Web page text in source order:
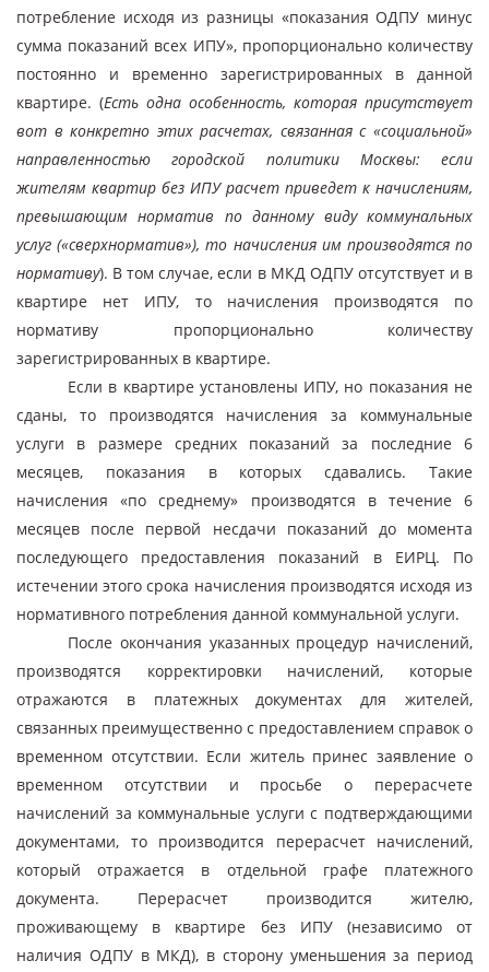
потребление исходя из разницы «показания ОДПУ минус
сумма показаний всех ИПУ», пропорционально количеству
постоянно и временно зарегистрированных в данной
квартире. (Есть одна особенность, которая присутствует
вот в конкретно этих расчетах, связанная с «социальной»
направленностью городской политики Москвы: если
жителям квартир без ИПУ расчет приведет к начислениям,
превышающим норматив по данному виду коммунальных
услуг («сверхнорматив»), то начисления им производятся по
нормативу). В том случае, если в МКД ОДПУ отсутствует и в
квартире нет ИПУ, то начисления производятся по
нормативу пропорционально количеству
зарегистрированных в квартире.
Если в квартире установлены ИПУ, но показания не
сданы, то производятся начисления за коммунальные
услуги в размере средних показаний за последние 6
месяцев, показания в которых сдавались. Такие
начисления «по среднему» производятся в течение 6
месяцев после первой несдачи показаний до момента
последующего предоставления показаний в ЕИРЦ. По
истечении этого срока начисления производятся исходя из
нормативного потребления данной коммунальной услуги.
После окончания указанных процедур начислений,
производятся корректировки начислений, которые
отражаются в платежных документах для жителей,
связанных преимущественно с предоставлением справок о
временном отсутствии. Если житель принес заявление о
временном отсутствии и просьбе о перерасчете
начислений за коммунальные услуги с подтверждающими
документами, то производится перерасчет начислений,
который отражается в отдельной графе платежного
документа. Перерасчет производится жителю,
проживающему в квартире без ИПУ (независимо от
наличия ОДПУ в МКД), в сторону уменьшения за период